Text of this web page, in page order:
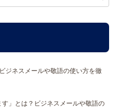
ジネスメールや敬語の使い方を徹
す」とは？ビジネスメールや敬語の